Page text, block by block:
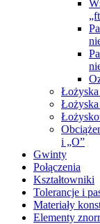
Łożyska
i „O”
Gwinty
Połączenia
Kształtowniki
Tolerancje i
Materiały
Elementy